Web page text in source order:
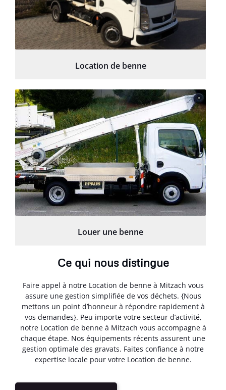
Location de benne
Louer une benne
Ce qui nous distingue
Faire appel à notre Location de benne à Mitzach vous
assure une gestion simplifiée de vos déchets. {Nous
mettons un point d’honneur à répondre rapidement à
vos demandes}. Peu importe votre secteur d’activité,
notre Location de benne à Mitzach vous accompagne à
chaque étape. Nos équipements récents assurent une
gestion optimale des gravats. Faites confiance à notre
expertise locale pour votre Location de benne.